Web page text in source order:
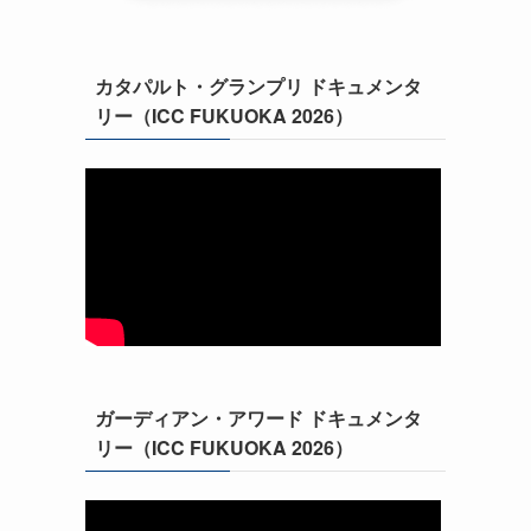
カタパルト・グランプリ ドキュメンタ
リー（ICC FUKUOKA 2026）
ガーディアン・アワード ドキュメンタ
リー（ICC FUKUOKA 2026）